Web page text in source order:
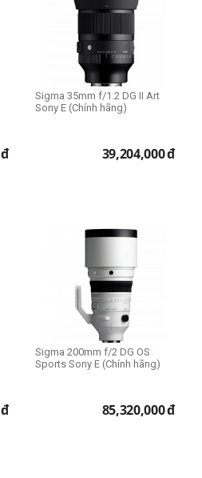
đ
Sigma 35mm f/1.2 DG II Art
Sony E (Chính hãng)
39,204,000đ
đ
Sigma 200mm f/2 DG OS
Sports Sony E (Chính hãng)
85,320,000đ